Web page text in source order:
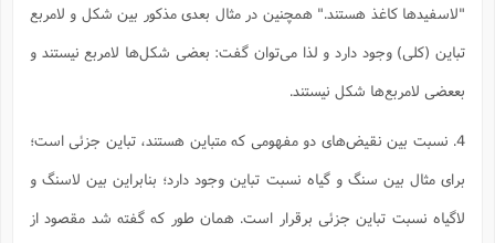
"لاسفیدها کاغذ هستند." همچنین در مثال بعدی مذکور بین شکل و لامربع
تباین (کلی) وجود دارد و لذا می‌توان گفت: بعضی شکل‌ها لامربع نیستند و
بععضی لامربع‌ها شکل نیستند.
4. نسبت بین نقیض‌های دو مفهومی که متباین هستند، تباین جزئی است؛
برای مثال بین سنگ و گیاه نسبت تباین وجود دارد؛ بنابراین بین لاسنگ و
لاگیاه نسبت تباین جزئی برقرار است. همان طور که گفته شد مقصود از